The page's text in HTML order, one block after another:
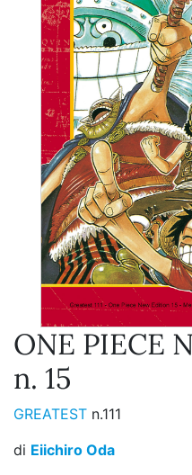
ONE PIECE
n. 15
GREATEST n.111
di Eiichiro Oda